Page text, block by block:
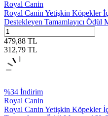
Royal Canin
Royal Canin Yetişkin Köpekler
Destekleyen Tamamlayıcı Ödül
479,88 TL
312,79 TL
%34 İndirim
Royal Canin
Royal Canin Yetişkin Köpekler